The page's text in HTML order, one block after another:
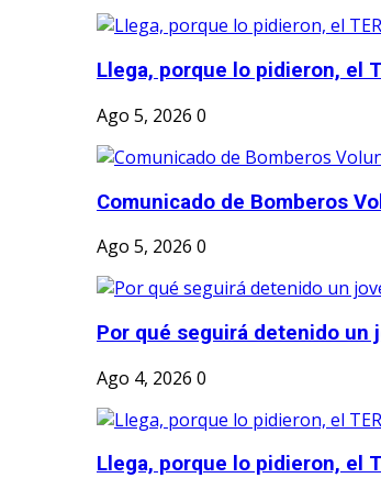
Llega, porque lo pidieron, el
Ago 5, 2026 0
Comunicado de Bomberos
Ago 5, 2026 0
Por qué seguirá detenido un
Ago 4, 2026 0
Llega, porque lo pidieron, el